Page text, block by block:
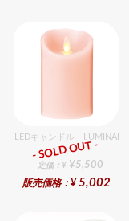
ローラル
トバスタオル 24個入セット
LEDキャンドル
ギフト
定価：¥ ¥5,500
販売価格：¥ 5,002
- SOLD OUT -